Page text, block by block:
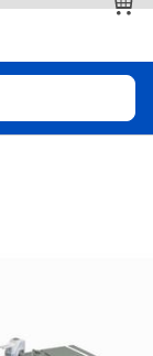
查看全部